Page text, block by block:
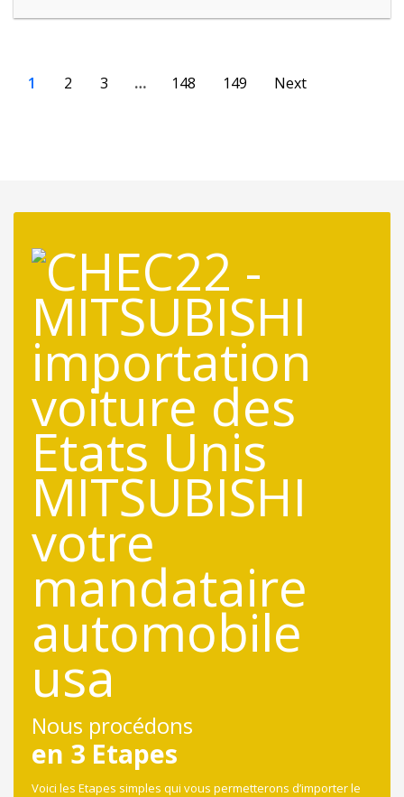
1 2 3 … 148 149 Next
Nous procédons
en 3 Etapes
Voici les Etapes simples qui vous permetterons d’importer le